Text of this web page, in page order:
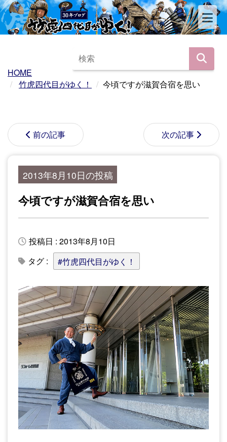
HOME
竹虎四代目がゆく！
今頃ですが滋賀合宿を思い
前の記事 次の記事
2013年8月10日の投稿
今頃ですが滋賀合宿を思い
投稿日 : 2013年8月10日
タグ :
#竹虎四代目がゆく！